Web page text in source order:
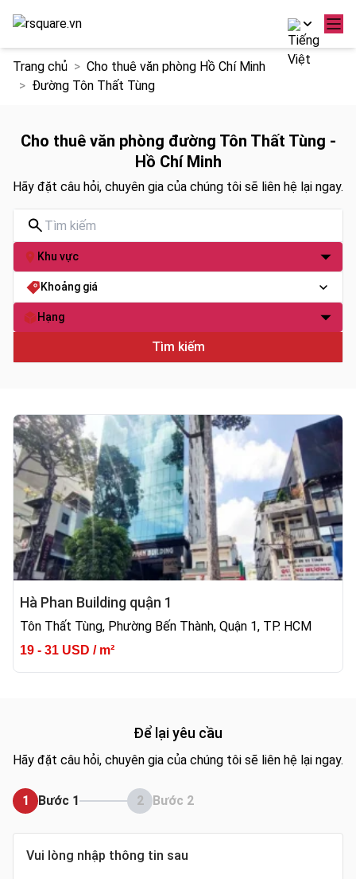
đến
Trang chủ
Cho thuê văn phòng Hồ Chí Minh
Đường Tôn Thất Tùng
Cho thuê văn phòng đường Tôn Thất Tùng -
Hồ Chí Minh
Hãy đặt câu hỏi, chuyên gia của chúng tôi sẽ liên hệ lại ngay.
Khu vực
Khoảng giá
Hạng
Tìm kiếm
Hà Phan Building quận 1
Tôn Thất Tùng, Phường Bến Thành, Quận 1, TP. HCM
19 - 31 USD / m²
Để lại yêu cầu
Hãy đặt câu hỏi, chuyên gia của chúng tôi sẽ liên hệ lại ngay.
1 Bước 1 2 Bước 2
Vui lòng nhập thông tin sau